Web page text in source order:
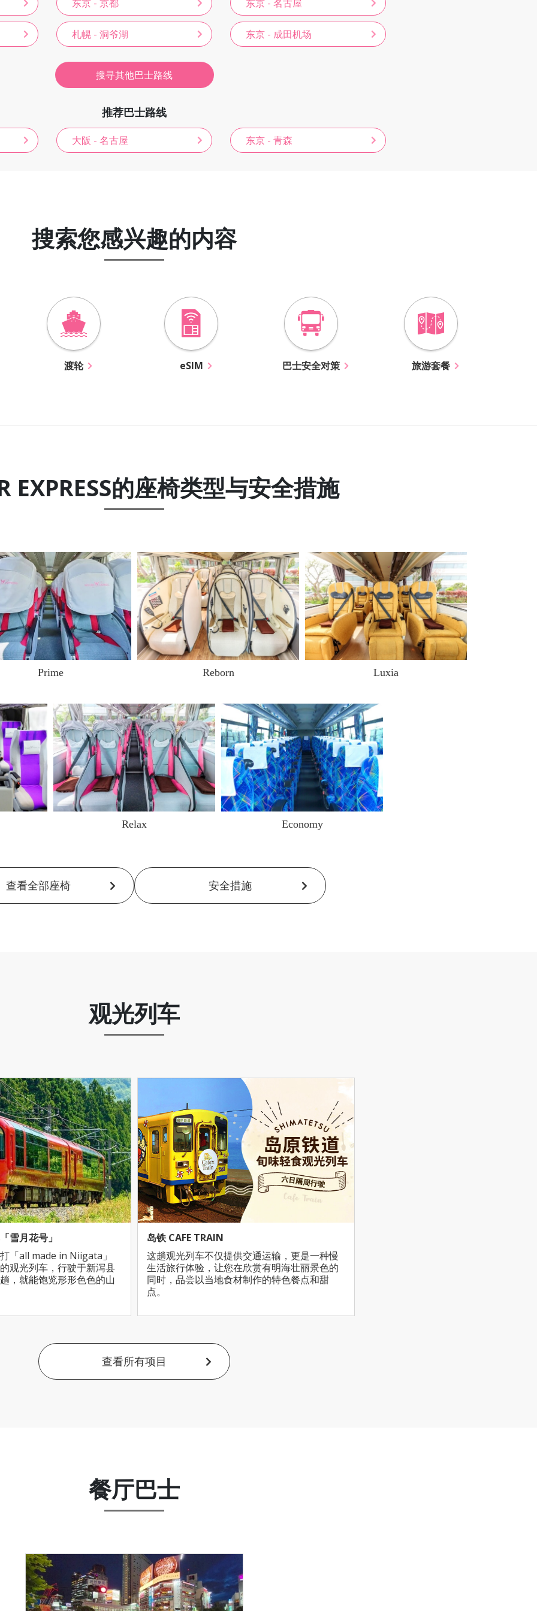
东京 - 京都 东京 - 名古屋
札幌 - 洞爷湖 东京 - 成田机场
搜寻其他巴士路线
推荐巴士路线
大阪 - 名古屋 东京 - 青森
搜索您感兴趣的内容
渡轮 eSIM 巴士安全对策 旅游套餐
EXPRESS的座椅类型与安全措施
Prime Reborn Luxia
Relax Economy
查看全部座椅 安全措施
观光列车
雪月花号」
「all made in Niigata」
观光列车，行驶于新泻县
，就能饱览形形色色的山
岛铁 CAFE TRAIN
这趟观光列车不仅提供交通运输，更是一种慢
生活旅行体验，让您在欣赏有明海壮丽景色的
同时，品尝以当地食材制作的特色餐点和甜
点。
查看所有项目
餐厅巴士